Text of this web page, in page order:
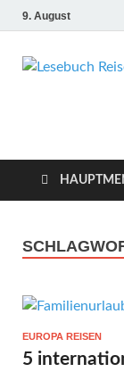
9. August
EUROPA REISEN
5